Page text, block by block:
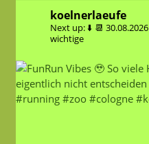
koelnerlaeufe
Next up: ⬇️ 📆 30.08.2026
wichtige